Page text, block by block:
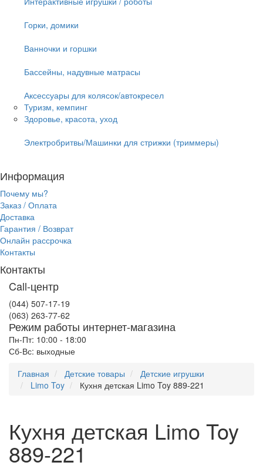
Горки, домики
Ванночки и горшки
Бассейны, надувные матрасы
Аксессуары для колясок/автокресел
Туризм, кемпинг
Здоровье, красота, уход
Электробритвы/Машинки для стрижки (триммеры)
Информация
Почему мы?
Заказ / Оплата
Доставка
Гарантия / Возврат
Онлайн рассрочка
Контакты
Контакты
Call-центр
(044) 507-17-19
(063) 263-77-62
Режим работы интернет-магазина
Пн-Пт: 10:00 - 18:00
Сб-Вс: выходные
Главная
Детские товары
Детские игрушки
Limo Toy
Кухня детская Limo Toy 889-221
Кухня детская Limo Toy
889-221